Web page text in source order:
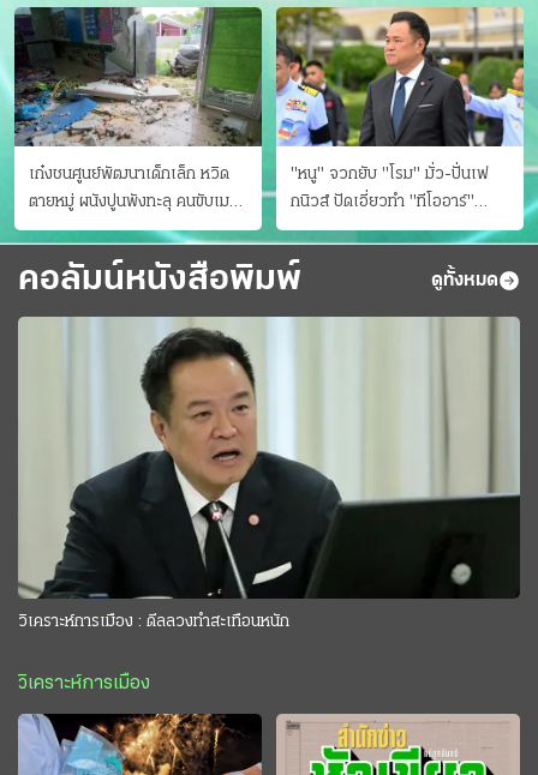
เก๋งชนศูนย์พัฒนาเด็กเล็ก หวิด
ตายหมู่ ผนังปูนพังทะลุ คนขับเมา
ยา
"หนู" จวกยับ "โรม" มั่ว-ปั่นเฟ
กนิวส์ ปัดเอี่ยวทํา "ทีโออาร์"
ต้นทางโกงสอบฉาว
คอลัมน์หนังสือพิมพ์ ดูทั้งหมด
วิเคราะห์การเมือง : ดีลลวงทำสะเทือนหนัก
วิเคราะห์การเมือง